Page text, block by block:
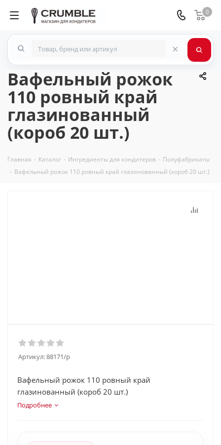
0
×
Вафельный рожок
110 ровный край
глазинованный
(короб 20 шт.)
Главная - Каталог - Ингредиенты для кондитеров - Полуфабрикаты
- Вафельный рожок 110 ровный край глазинованный (короб 20 шт.)
Артикул:88171/p
Вафельный рожок 110 ровный край
глазинованный (короб 20 шт.)
Подробнее